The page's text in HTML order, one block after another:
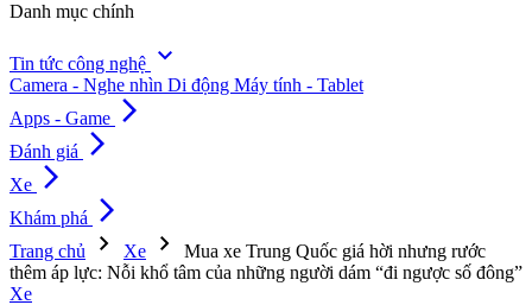
Danh mục chính
Tin tức công nghệ expand_more
Camera - Nghe nhìn Di động Máy tính - Tablet
Apps - Game arrow_forward_ios
Đánh giá arrow_forward_ios
Xe arrow_forward_ios
Khám phá arrow_forward_ios
Trang chủ chevron_right Xe chevron_right
Mua xe Trung Quốc giá hời nhưng rước
thêm áp lực: Nỗi khổ tâm của những người dám “đi ngược số đông”
Xe